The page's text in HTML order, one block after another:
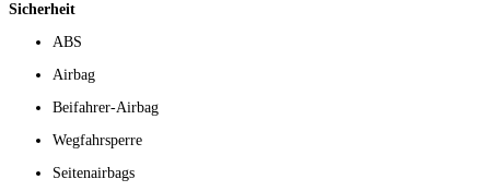
Sicherheit
ABS
Airbag
Beifahrer-Airbag
Wegfahrsperre
Seitenairbags